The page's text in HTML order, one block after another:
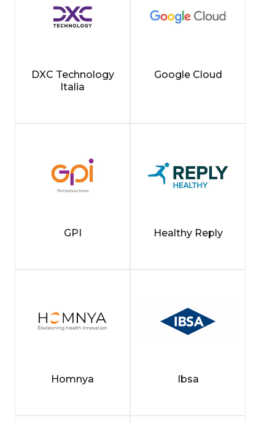
DXC Technology
Italia
Google Cloud
GPI Healthy Reply
Homnya Ibsa